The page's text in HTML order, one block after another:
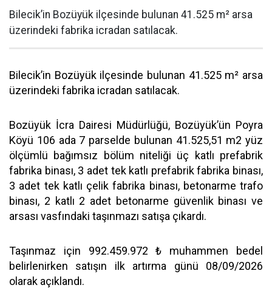
Bilecik’in Bozüyük ilçesinde bulunan 41.525 m² arsa
üzerindeki fabrika icradan satılacak.
Bilecik’in Bozüyük ilçesinde bulunan 41.525 m² arsa
üzerindeki fabrika icradan satılacak.
Bozüyük İcra Dairesi Müdürlüğü, Bozüyük’ün Poyra
Köyü 106 ada 7 parselde bulunan 41.525,51 m2 yüz
ölçümlü bağımsız bölüm niteliği üç katlı prefabrik
fabrika binası, 3 adet tek katlı prefabrik fabrika binası,
3 adet tek katlı çelik fabrika binası, betonarme trafo
binası, 2 katlı 2 adet betonarme güvenlik binası ve
arsası vasfındaki taşınmazı satışa çıkardı.
Taşınmaz için 992.459.972 ₺ muhammen bedel
belirlenirken satışın ilk artırma günü 08/09/2026
olarak açıklandı.